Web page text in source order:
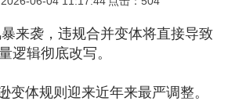
来袭，违规合并变体将直接导致
逻辑彻底改写。
变体规则迎来近年来最严调整。